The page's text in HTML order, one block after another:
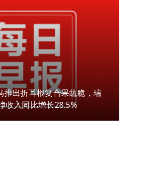
出折耳根复合果蔬脆，瑞
收入同比增长28.5%